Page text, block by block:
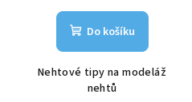
Do košíku
Nehtové tipy na modeláž
nehtů